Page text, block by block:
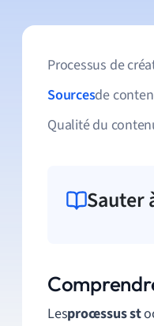
Processus de
Sourcesde
Qualité du
Sauter
Lesprocessus st